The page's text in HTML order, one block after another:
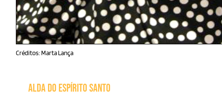
Créditos: Marta Lança
ALDA DO ESPÍRITO SANTO